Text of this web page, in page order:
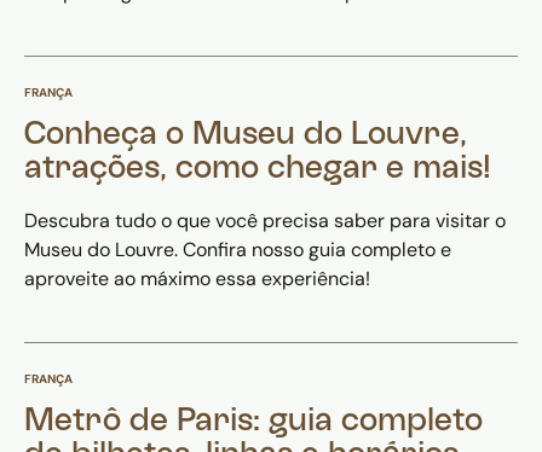
FRANÇA
Conheça o Museu do Louvre,
atrações, como chegar e mais!
Descubra tudo o que você precisa saber para visitar o
Museu do Louvre. Confira nosso guia completo e
aproveite ao máximo essa experiência!
FRANÇA
Metrô de Paris: guia completo